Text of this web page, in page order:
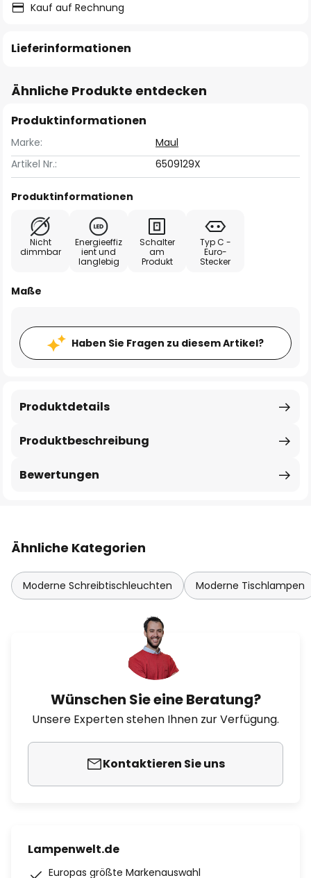
Kauf auf Rechnung
Lieferinformationen
Ähnliche Produkte entdecken
Produktinformationen
Marke:
Maul
Artikel Nr.:
6509129X
Produktinformationen
Nicht
dimmbar
Energieeffiz
ient und
langlebig
Schalter
am
Produkt
Typ C -
Euro-
Stecker
Maße
Haben Sie Fragen zu diesem Artikel?
Produktbeschreibung
Produktdetails
Bewertungen
Ähnliche Kategorien
Moderne Schreibtischleuchten Moderne Tischlampen
Wünschen Sie eine Beratung?
Unsere Experten stehen Ihnen zur Verfügung.
Kontaktieren Sie uns
Lampenwelt.de
Europas größte Markenauswahl